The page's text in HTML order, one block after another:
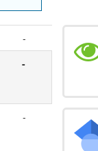
-
-
-